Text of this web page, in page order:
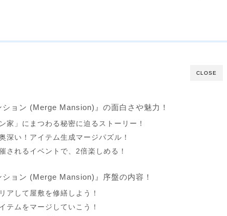
CLOSE
ション (Merge Mansion)』の面白さや魅力！
家」にまつわる秘密に迫るストーリー！
深い！アイテム生成マージパズル！
されるイベントで、2倍楽しめる！
ション (Merge Mansion)』序盤の内容！
アして屋敷を修繕しよう！
テムをマージしていこう！